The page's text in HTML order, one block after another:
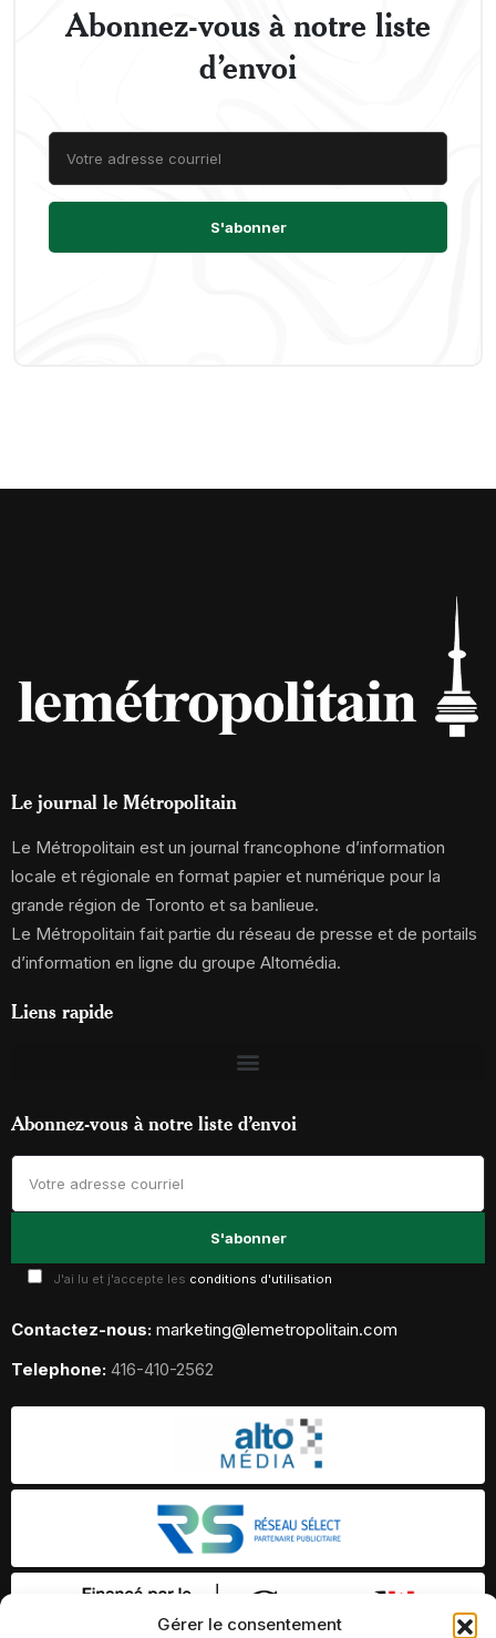
Gérer le consentement
Abonnez-vous à notre liste
d’envoi
Le journal le Métropolitain
Le Métropolitain est un journal francophone d’information
locale et régionale en format papier et numérique pour la
grande région de Toronto et sa banlieue.
Le Métropolitain fait partie du réseau de presse et de portails
d’information en ligne du groupe Altomédia.
Liens rapide
Abonnez-vous à notre liste d’envoi
J'ai lu et j'accepte les conditions d'utilisation
Contactez-nous: marketing@lemetropolitain.com
Telephone: 416-410-2562